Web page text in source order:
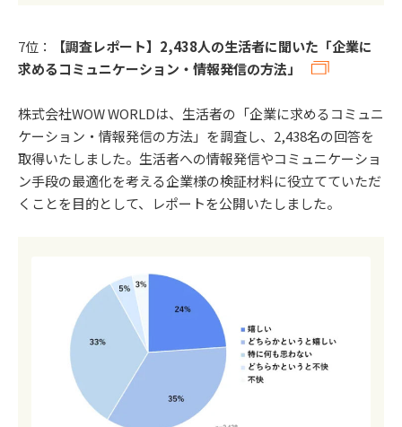
7位：
【調査レポート】2,438人の生活者に聞いた「企業に
求めるコミュニケーション・情報発信の方法」
株式会社WOW WORLDは、生活者の「企業に求めるコミュニ
ケーション・情報発信の方法」を調査し、2,438名の回答を
取得いたしました。生活者への情報発信やコミュニケーショ
ン手段の最適化を考える企業様の検証材料に役立てていただ
くことを目的として、レポートを公開いたしました。